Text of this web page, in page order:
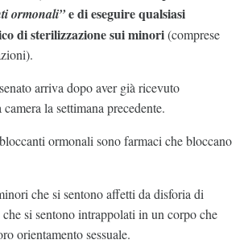
ormonali”e di eseguire qualsiasi
di sterilizzazione sui minori(comprese
arriva dopo aver già ricevuto
la settimana precedente.
ormonali sono farmaci che bloccano
che si sentono affetti da disforia di
che si sentono intrappolati in un corpo che
orientamento sessuale.